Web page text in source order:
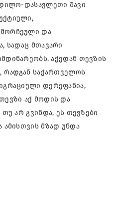
დასავლეთი შავი
და
სადაც მთავარი
აქედან თევზის
რადგან საქართველოს
დერეფანია,
აქ მოდის და
არ გვინდა, ეს თევზები
ამისთვის მზად უნდა